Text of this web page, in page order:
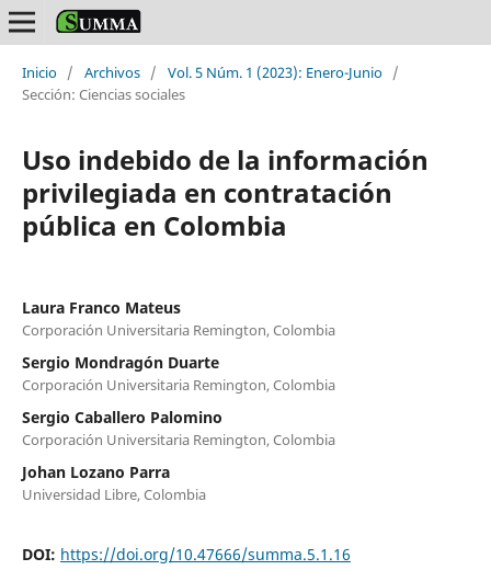
Inicio / Archivos / Vol. 5 Núm. 1 (2023): Enero-Junio /
Sección: Ciencias sociales
Uso indebido de la información
privilegiada en contratación
pública en Colombia
Laura Franco Mateus
Corporación Universitaria Remington, Colombia
Sergio Mondragón Duarte
Corporación Universitaria Remington, Colombia
Sergio Caballero Palomino
Corporación Universitaria Remington, Colombia
Johan Lozano Parra
Universidad Libre, Colombia
DOI: https://doi.org/10.47666/summa.5.1.16